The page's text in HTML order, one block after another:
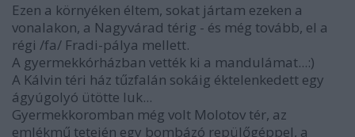
Ezen a környéken éltem, sokat jártam ezeken a
vonalakon, a Nagyvárad térig - és még tovább, el a
régi /fa/ Fradi-pálya mellett.
A gyermekkórházban vették ki a mandulámat...:)
A Kálvin téri ház tűzfalán sokáig éktelenkedett egy
ágyúgolyó ütötte luk...
Gyermekkoromban még volt Molotov tér, az
emlékmű tetején egy bombázó repülőgéppel, a